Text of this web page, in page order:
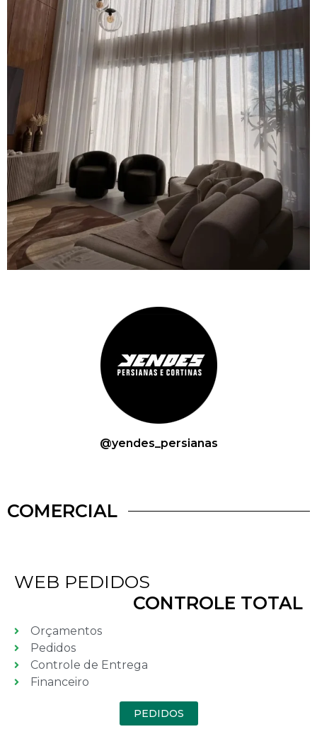
@yendes_persianas
COMERCIAL
WEB PEDIDOS
CONTROLE TOTAL
Orçamentos
Pedidos
Controle de Entrega
Financeiro
PEDIDOS